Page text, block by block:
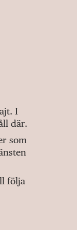
I
där.
som
följa